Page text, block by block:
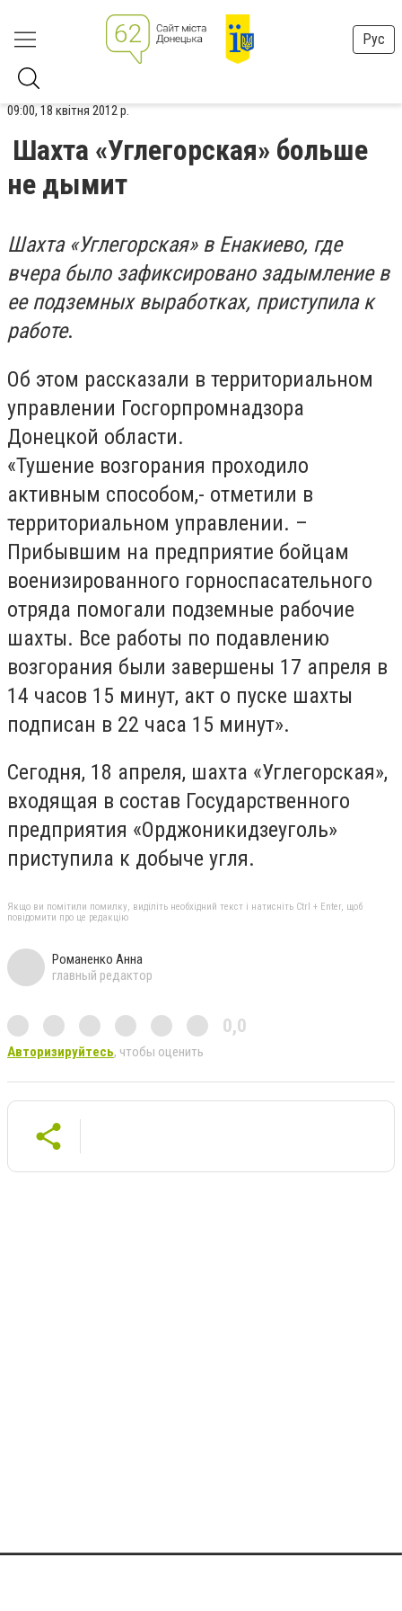
Рус
09:00, 18 квітня 2012 р.
Шахта «Углегорская» больше
не дымит
Шахта «Углегорская» в Енакиево, где
вчера было зафиксировано задымление в
ее подземных выработках, приступила к
работе.
Об этом рассказали в территориальном
управлении Госгорпромнадзора
Донецкой области.
«Тушение возгорания проходило
активным способом,- отметили в
территориальном управлении. –
Прибывшим на предприятие бойцам
военизированного горноспасательного
отряда помогали подземные рабочие
шахты. Все работы по подавлению
возгорания были завершены 17 апреля в
14 часов 15 минут, акт о пуске шахты
подписан в 22 часа 15 минут».
Сегодня, 18 апреля, шахта «Углегорская»,
входящая в состав Государственного
предприятия «Орджоникидзеуголь»
приступила к добыче угля.
Якщо ви помітили помилку, виділіть необхідний текст і натисніть Ctrl + Enter, щоб
повідомити про це редакцію
Романенко Анна
главный редактор
0,0
Авторизируйтесь, чтобы оценить